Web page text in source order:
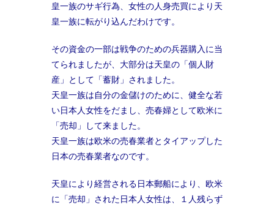
皇一族のサギ行為、女性の人身売買により天
皇一族に転がり込んだわけです。
その資金の一部は戦争のための兵器購入に当
てられましたが、大部分は天皇の「個人財
産」として「蓄財」されました。
天皇一族は自分の金儲けのために、健全な若
い日本人女性をだまし、売春婦として欧米に
「売却」して来ました。
天皇一族は欧米の売春業者とタイアップした
日本の売春業者なのです。
天皇により経営される日本郵船により、欧米
に「売却」された日本人女性は、１人残らず